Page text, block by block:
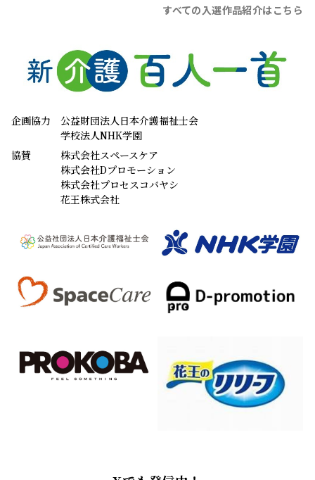
すべての入選作品紹介はこちら
企画協力
公益財団法人日本介護福祉士会
学校法人NHK学園
協賛
株式会社スペースケア
株式会社Dプロモーション
株式会社プロセスコバヤシ
花王株式会社